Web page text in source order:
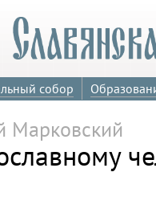
собор
Марковский